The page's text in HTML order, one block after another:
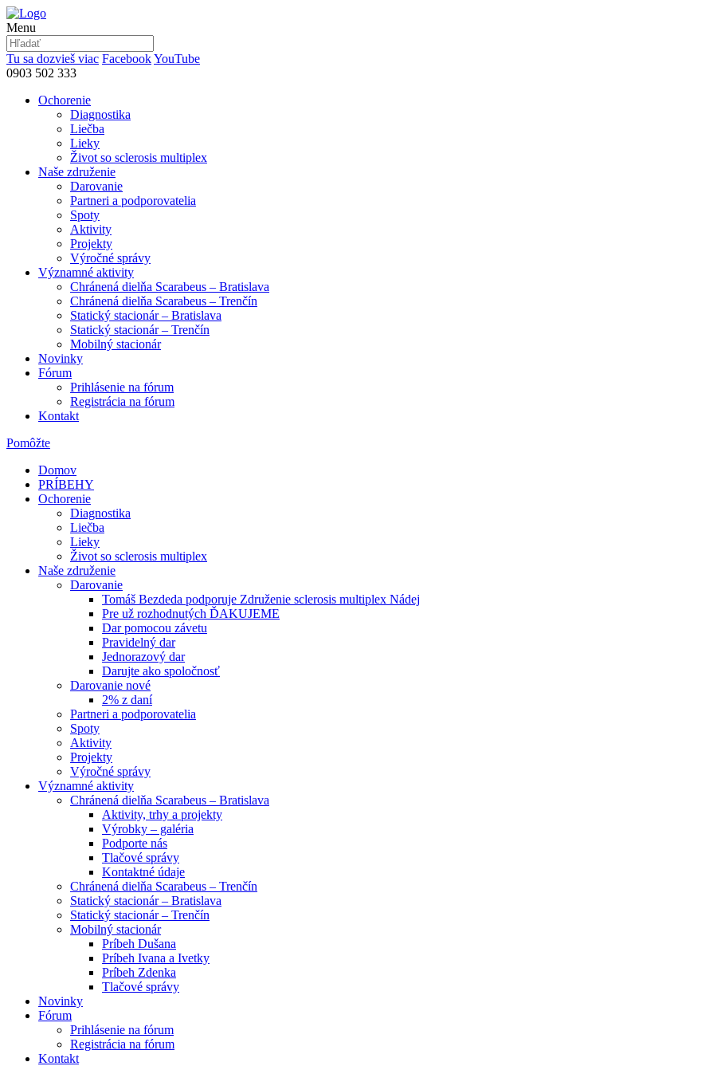
Menu
Tu sa dozvieš viac FacebookYouTube
0903 502 333
Ochorenie
Diagnostika
Liečba
Lieky
Život so sclerosis multiplex
Naše združenie
Darovanie
Partneri a podporovatelia
Spoty
Aktivity
Projekty
Výročné správy
Významné aktivity
Chránená dielňa Scarabeus – Bratislava
Chránená dielňa Scarabeus – Trenčín
Statický stacionár – Bratislava
Statický stacionár – Trenčín
Mobilný stacionár
Novinky
Fórum
Prihlásenie na fórum
Registrácia na fórum
Kontakt
Pomôžte
Domov
PRÍBEHY
Ochorenie
Diagnostika
Liečba
Lieky
Život so sclerosis multiplex
Naše združenie
Darovanie
Tomáš Bezdeda podporuje Združenie sclerosis multiplex Nádej
Pre už rozhodnutých ĎAKUJEME
Dar pomocou závetu
Pravidelný dar
Jednorazový dar
Darujte ako spoločnosť
Darovanie nové
2% z daní
Partneri a podporovatelia
Spoty
Aktivity
Projekty
Výročné správy
Významné aktivity
Chránená dielňa Scarabeus – Bratislava
Aktivity, trhy a projekty
Výrobky – galéria
Podporte nás
Tlačové správy
Kontaktné údaje
Chránená dielňa Scarabeus – Trenčín
Statický stacionár – Bratislava
Statický stacionár – Trenčín
Mobilný stacionár
Príbeh Dušana
Príbeh Ivana a Ivetky
Príbeh Zdenka
Tlačové správy
Novinky
Fórum
Prihlásenie na fórum
Registrácia na fórum
Kontakt